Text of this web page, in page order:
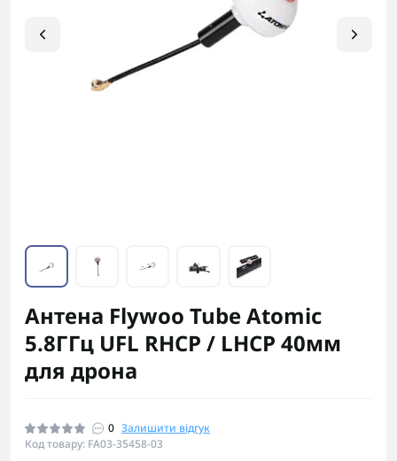
Антена Flywoo Tube Atomic
5.8ГГц UFL RHCP / LHCP 40мм
для дрона
0 Залишити відгук
Код товару: FA03-35458-03